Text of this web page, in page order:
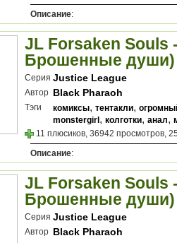
Описание:
JL Forsaken Souls
Брошенные души)
Серия Justice League
Автор Black Pharaoh
Тэги комиксы, тентакли,
monstergirl , колготки, анал,
11 плюсиков, 36942 просмотров,
Описание:
JL Forsaken Souls
Брошенные души)
Серия Justice League
Автор Black Pharaoh